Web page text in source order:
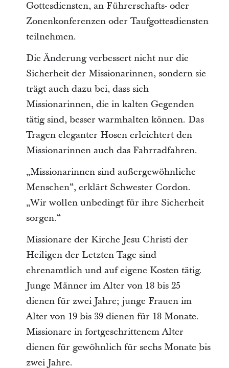
Gottesdiensten, an Führerschafts- oder
Zonenkonferenzen oder Taufgottesdiensten
teilnehmen.
Die Änderung verbessert nicht nur die
Sicherheit der Missionarinnen, sondern sie
trägt auch dazu bei, dass sich
Missionarinnen, die in kalten Gegenden
tätig sind, besser warmhalten können. Das
Tragen eleganter Hosen erleichtert den
Missionarinnen auch das Fahrradfahren.
„Missionarinnen sind außergewöhnliche
Menschen“, erklärt Schwester Cordon.
„Wir wollen unbedingt für ihre Sicherheit
sorgen.“
Missionare der Kirche Jesu Christi der
Heiligen der Letzten Tage sind
ehrenamtlich und auf eigene Kosten tätig.
Junge Männer im Alter von 18 bis 25
dienen für zwei Jahre; junge Frauen im
Alter von 19 bis 39 dienen für 18 Monate.
Missionare in fortgeschrittenem Alter
dienen für gewöhnlich für sechs Monate bis
zwei Jahre.